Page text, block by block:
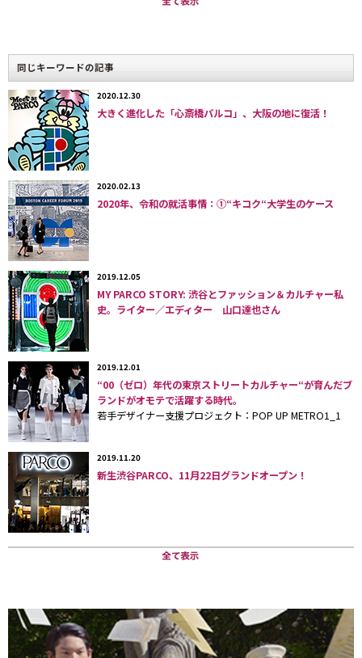
したアクセサリーブランド「Q-pot.（キューポッ
ト）」。同ブランドが発足10周年を記念して、2012年9
月9日、東京・青山にカフェ「Q-pot CAFE.（キューポッ
トカフェ）」をオープンした。
一本入った「Q-pot.原宿本店」の斜め向かい。同ブラン
ドのアクセサリーをそのまま再現したスウィーツが女性
客に人気を呼んでいることから取材を行った。
「Q-pot.」は、デザイナーのワカマツ タダアキさん（現
在35歳）が2002年にスタート。「スウィーツで世界中に
笑顔の連鎖を広げたい」というコンセプトで展開され
る、身につける人もそれを見る人も楽しくなるようなポ
ジティブアクセサリーは、国内だけでなく海外でも人気
となっている。運営元は（株）グラム。
10周年を迎え顧客への感謝の気持ちを表したい、これま
で培ったことを無駄にせず新しいことにチャレンジした
いという思いからカフェをオープン。ワカマツさん自身
が、内装デザインを手がけ、アクセサリーをいかにスイ
ーツで再現するかというメニュー創作を手掛けたとい
う。
“そのむかしお屋敷だった建物を改装して建てられた”と
ら、店内はQ（9）つのルームを設置。まずはテイクアウ
トがディスプレイに並ぶ「ホイップルーム」、長く白い
同じキーワードの記事
2020.12.30
大きく進化した「心斎橋パルコ」、大阪の地に復活！
2020.02.13
2020年、令和の就活事情：①“キコク“大学生のケース
2019.12.05
MY PARCO STORY: 渋谷とファッション＆カルチャー私
史。ライター／エディター 山口達也さん
2019.12.01
“00（ゼロ）年代の東京ストリートカルチャー“が育んだブ
ランドがオモテで活躍する時代。
若手デザイナー支援プロジェクト：POP UP METRO1_1
2019.11.20
新生渋谷PARCO、11月22日グランドオープン！